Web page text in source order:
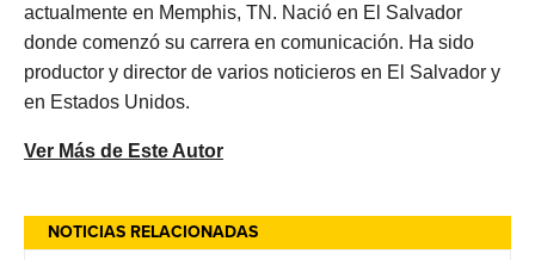
NOTICIAS RELACIONADAS
actualmente en Memphis, TN. Nació en El Salvador
donde comenzó su carrera en comunicación. Ha sido
productor y director de varios noticieros en El Salvador y
en Estados Unidos.
Ver Más de Este Autor